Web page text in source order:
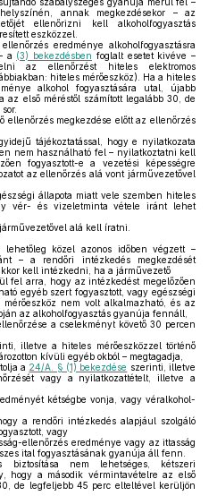
annak megkezdésekor – az
ellenőrizni kell alkoholfogyasztás
eszközzel.
eredménye alkoholfogyasztásra
a (3) bekezdésben foglalt esetet kivéve –
az ellenőrzést hiteles elektromos
hiteles mérőeszköz). Ha a hiteles
alkohol fogyasztására utal, újabb
első méréstől számított legalább 30, de
ellenőrzés megkezdése előtt az ellenőrzés
tájékoztatással, hogy e nyilatkozata
nem használható fel – nyilatkoztatni kell
fogyasztott-e a vezetési képességre
az ellenőrzés alá vont járművezetővel
állapota miatt vele szemben hiteles
vér- és vizeletminta vétele iránt lehet
alá kell íratni.
közel azonos időben végzett –
– a rendőri intézkedés megkezdését
kell intézkedni, ha a járművezető
fel arra, hogy az intézkedést megelőzően
egyéb szert fogyasztott, vagy egészségi
nem volt alkalmazható, és az
az alkoholfogyasztás gyanúja fennáll,
a cselekményt követő 30 percen
illetve a hiteles mérőeszközzel történő
kívüli egyéb okból – megtagadja,
a 24/A. § (1) bekezdése szerinti, illetve
vagy a nyilatkozattételt, illetve a
kétségbe vonja, vagy véralkohol-
a rendőri intézkedés alapjául szolgáló
vagy
ellenőrzés eredménye vagy az ittasság
ital fogyasztásának gyanúja áll fenn.
nem lehetséges, kétszeri
hogy a második vérmintavételre az első
de legfeljebb 45 perc elteltével kerüljön